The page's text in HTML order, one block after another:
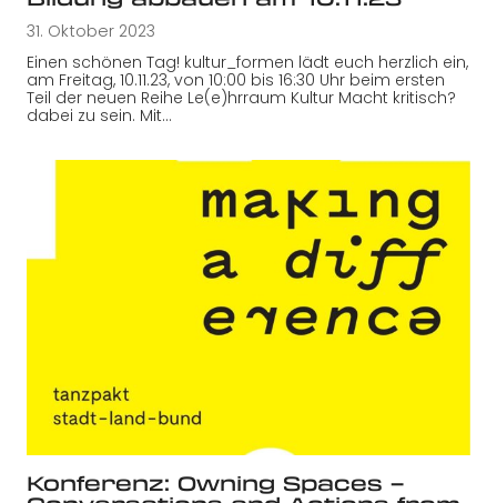
31. Oktober 2023
Einen schönen Tag! kultur_formen lädt euch herzlich ein,
am Freitag, 10.11.23, von 10:00 bis 16:30 Uhr beim ersten
Teil der neuen Reihe Le(e)hrraum Kultur Macht kritisch?
dabei zu sein. Mit…
Konferenz: Owning Spaces –